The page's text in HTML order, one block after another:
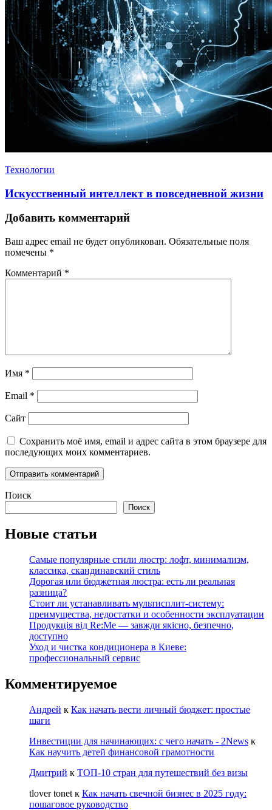
Технологии
Искусственный интеллект в повседневной жизни
Добавить комментарий
Ваш адрес email не будет опубликован. Обязательные поля
помечены *
Комментарий *
Имя *
Email *
Сайт
Сохранить моё имя, email и адрес сайта в этом браузере для
последующих моих комментариев.
Поиск
Поиск
Новые статьи
Самые популярные стили люстр: лофт, минимализм,
классика, скандинавский стиль
Дорогая или бюджетная люстра: есть ли реальная
разница?
Стоит ли устанавливать мультисплит-систему:
преимущества, недостатки и особенности эксплуатации
Продукція від Re:Me — завжди якісно, безпечно,
доступно
Уход и чистка кондиционера в Киеве:
профессиональный сервис
Комментируемое
Андрей к Как начать вести личный бюджет: простые
шаги
Инвестиции для начинающих: с чего начать - 2News к
Как научить детей финансовой грамотности
Дмитрий к ТОП-10 стран для путешествий без визы
tlover tonet к Как начать свечной бизнес в 2025 году:
пошаговое руководство